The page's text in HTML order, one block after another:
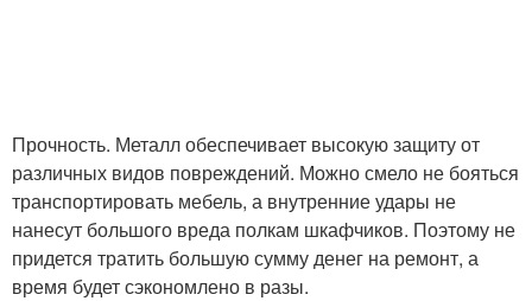
Прочность. Металл обеспечивает высокую защиту от
различных видов повреждений. Можно смело не бояться
транспортировать мебель, а внутренние удары не
нанесут большого вреда полкам шкафчиков. Поэтому не
придется тратить большую сумму денег на ремонт, а
время будет сэкономлено в разы.